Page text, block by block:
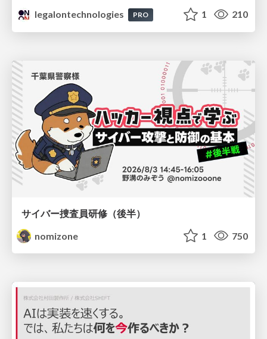
legalontechnologies
PRO 1 210
サイバー捜査員研修（後半）
nomizone
1 750